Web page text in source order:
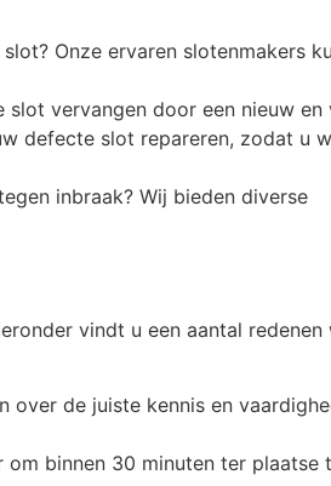
Onze ervaren slotenmakers
vervangen door een nieuw en
defecte slot repareren, zodat u
inbraak? Wij bieden diverse
vindt u een aantal
over de juiste kennis en
binnen 30 minuten ter plaatse